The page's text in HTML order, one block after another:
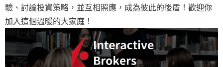
驗、討論投資策略，並互相照應，成為彼此的後盾！歡迎你
加入這個溫暖的大家庭！